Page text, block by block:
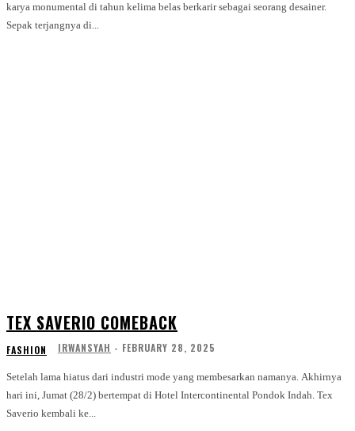
karya monumental di tahun kelima belas berkarir sebagai seorang desainer.
Sepak terjangnya di...
TEX SAVERIO COMEBACK
FASHION IRWANSYAH - FEBRUARY 28, 2025
Setelah lama hiatus dari industri mode yang membesarkan namanya. Akhirnya
hari ini, Jumat (28/2) bertempat di Hotel Intercontinental Pondok Indah. Tex
Saverio kembali ke...